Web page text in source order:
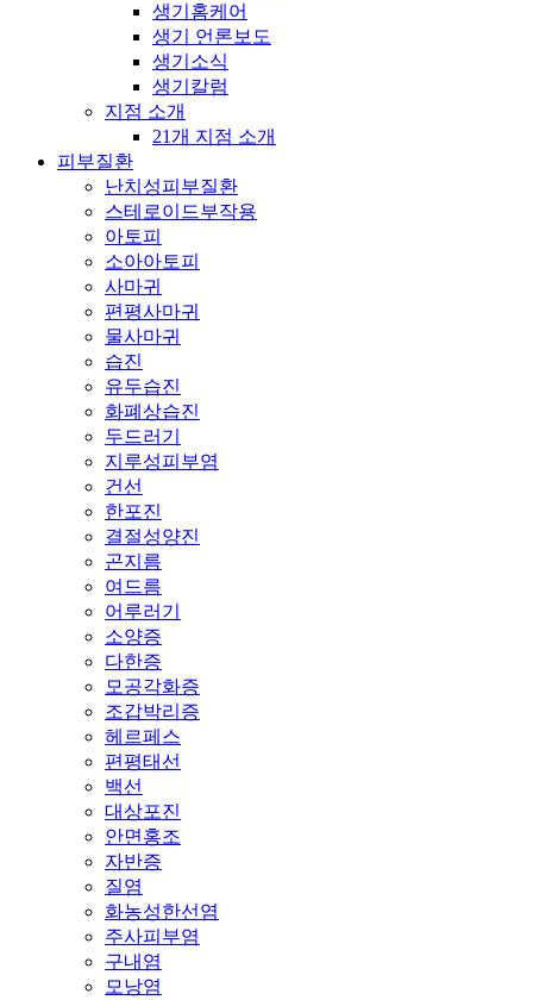
생기홈케어
생기 언론보도
생기소식
생기칼럼
지점 소개
21개 지점 소개
피부질환
난치성피부질환
스테로이드부작용
아토피
소아아토피
사마귀
편평사마귀
물사마귀
습진
유두습진
화폐상습진
두드러기
지루성피부염
건선
한포진
결절성양진
곤지름
여드름
어루러기
소양증
다한증
모공각화증
조갑박리증
헤르페스
편평태선
백선
대상포진
안면홍조
자반증
질염
화농성한선염
주사피부염
구내염
모낭염